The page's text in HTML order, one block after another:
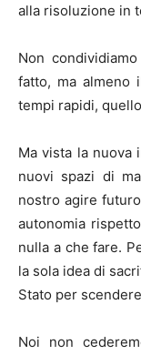
alla risoluzione in
Non
fatto, ma almeno
tempi rapidi,
Ma vista la nuova
nuovi spazi di
nostro agire
autonomia
nulla a che fare.
la sola idea di
Stato per
Noi non